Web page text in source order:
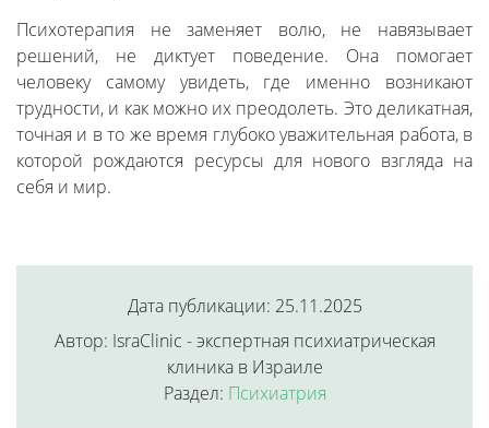
Психотерапия не заменяет волю, не навязывает
решений, не диктует поведение. Она помогает
человеку самому увидеть, где именно возникают
трудности, и как можно их преодолеть. Это деликатная,
точная и в то же время глубоко уважительная работа, в
которой рождаются ресурсы для нового взгляда на
себя и мир.
Дата публикации: 25.11.2025
Автор: IsraClinic - экспертная психиатрическая
клиника в Израиле
Раздел: Психиатрия